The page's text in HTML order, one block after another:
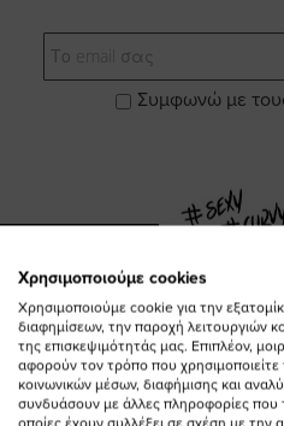
Email
Συμφωνώ με
Visit
Χρησιμοποιούμε cookies
Χρησιμοποιούμε cookie για την
διαφημίσεων, την παροχή λειτουργιών
της επισκεψιμότητάς μας. Επιπλέον,
αφορούν τον τρόπο που
κοινωνικών μέσων, διαφήμισης και
συνδυάσουν με άλλες πληροφορίες που
οποίες έχουν συλλέξει σε σχέση με